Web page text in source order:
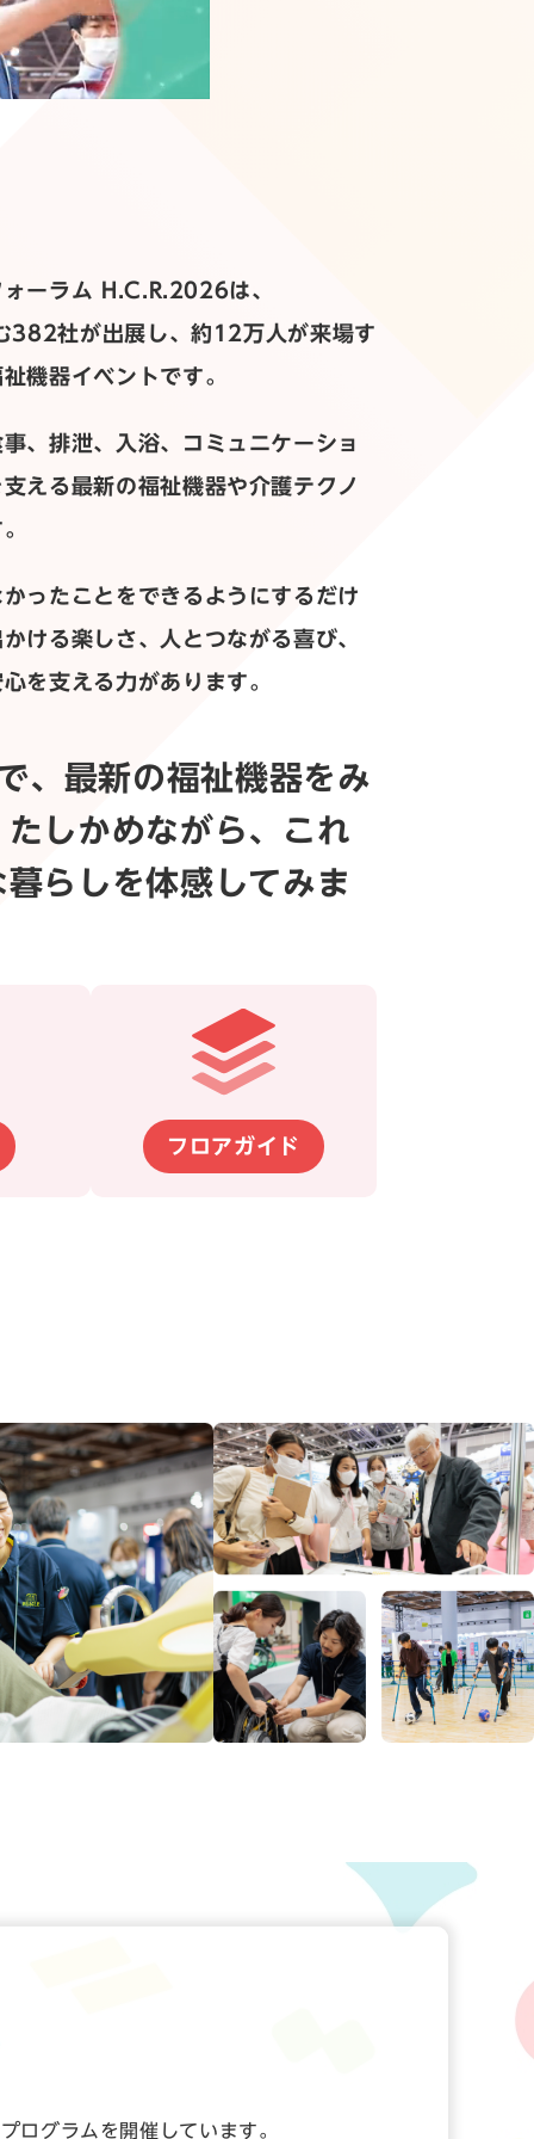
ーラム H.C.R.2026は、
382社が出展し、約12万人が来場す
機器イベントです。
、排泄、入浴、コミュニケーショ
える最新の福祉機器や介護テクノ
ったことをできるようにするだけ
ける楽しさ、人とつながる喜び、
を支える力があります。
、最新の福祉機器をみ
しかめながら、これ
らしを体感してみま
フロアガイド
ログラムを開催しています。